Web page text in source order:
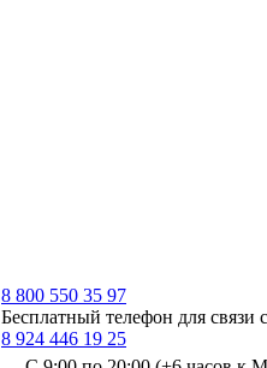
8 800 550 35 97
Бесплатный телефон для связи
8 924 446 19 25